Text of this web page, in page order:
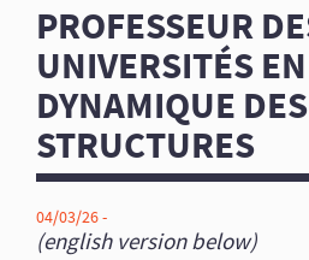
PROFESSEUR
UNIVERSITÉS EN
DYNAMIQUE DES
STRUCTURES
04/03/26 -
(english version below)